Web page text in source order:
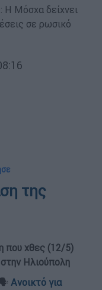
Η Μόσχα δείχνει
σε ρωσικό
της
που χθες (12/5)
Ηλιούπολη
🗣️ Ανοικτό για